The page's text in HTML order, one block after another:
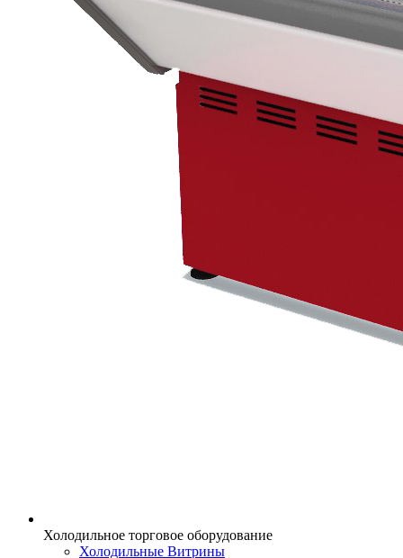
Холодильное торговое оборудование
Холодильные Витрины